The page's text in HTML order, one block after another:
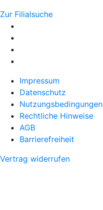
Zur Filialsuche
Impressum
Datenschutz
Nutzungsbedingungen
Rechtliche Hinweise
AGB
Barrierefreiheit
Vertrag widerrufen